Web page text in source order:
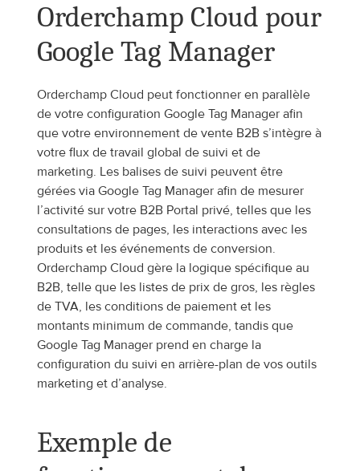
Orderchamp Cloud pour
Google Tag Manager
Orderchamp Cloud peut fonctionner en parallèle
de votre configuration Google Tag Manager afin
que votre environnement de vente B2B s’intègre à
votre flux de travail global de suivi et de
marketing. Les balises de suivi peuvent être
gérées via Google Tag Manager afin de mesurer
l’activité sur votre B2B Portal privé, telles que les
consultations de pages, les interactions avec les
produits et les événements de conversion.
Orderchamp Cloud gère la logique spécifique au
B2B, telle que les listes de prix de gros, les règles
de TVA, les conditions de paiement et les
montants minimum de commande, tandis que
Google Tag Manager prend en charge la
configuration du suivi en arrière-plan de vos outils
marketing et d’analyse.
Exemple de